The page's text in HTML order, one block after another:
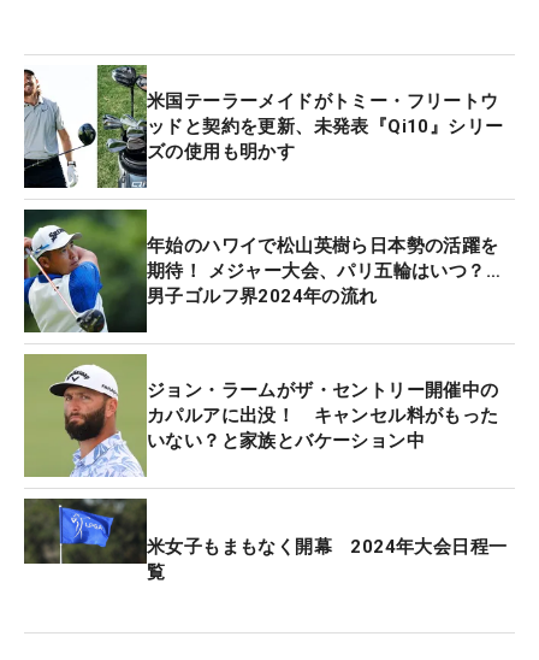
米国テーラーメイドがトミー・フリートウ
ッドと契約を更新、未発表『Qi10』シリー
ズの使用も明かす
年始のハワイで松山英樹ら日本勢の活躍を
期待！ メジャー大会、パリ五輪はいつ？…
男子ゴルフ界2024年の流れ
ジョン・ラームがザ・セントリー開催中の
カパルアに出没！ キャンセル料がもった
いない？と家族とバケーション中
米女子もまもなく開幕 2024年大会日程一
覧